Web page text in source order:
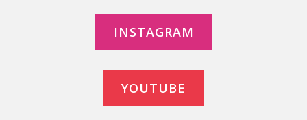
INSTAGRAM
YOUTUBE